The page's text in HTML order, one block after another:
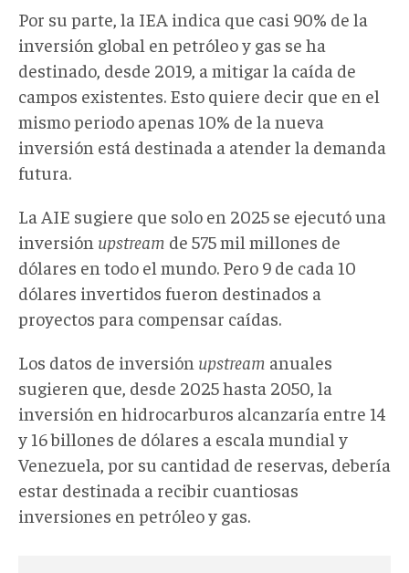
Por su parte, la IEA indica que casi 90% de la
inversión global en petróleo y gas se ha
destinado, desde 2019, a mitigar la caída de
campos existentes. Esto quiere decir que en el
mismo periodo apenas 10% de la nueva
inversión está destinada a atender la demanda
futura.
La AIE sugiere que solo en 2025 se ejecutó una
inversión upstream de 575 mil millones de
dólares en todo el mundo. Pero 9 de cada 10
dólares invertidos fueron destinados a
proyectos para compensar caídas.
Los datos de inversión upstream anuales
sugieren que, desde 2025 hasta 2050, la
inversión en hidrocarburos alcanzaría entre 14
y 16 billones de dólares a escala mundial y
Venezuela, por su cantidad de reservas, debería
estar destinada a recibir cuantiosas
inversiones en petróleo y gas.